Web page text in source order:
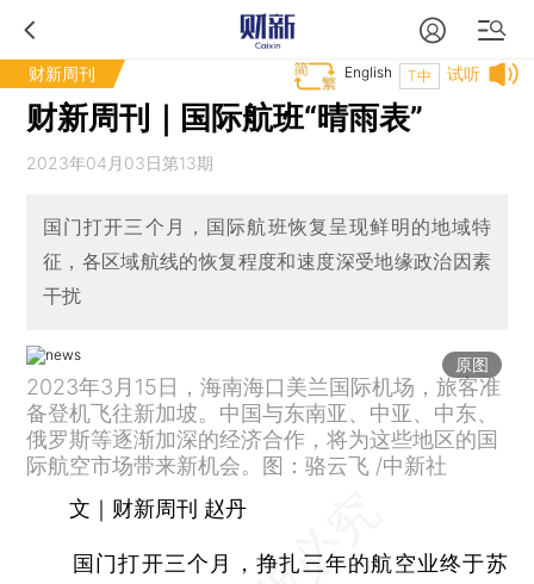
财新周刊 试听
T中
English
财新周刊｜国际航班“晴雨表”
2023年04月03日第13期
国门打开三个月，国际航班恢复呈现鲜明的地域特
征，各区域航线的恢复程度和速度深受地缘政治因素
干扰
原图
2023年3月15日，海南海口美兰国际机场，旅客准
备登机飞往新加坡。中国与东南亚、中亚、中东、
俄罗斯等逐渐加深的经济合作，将为这些地区的国
际航空市场带来新机会。图：骆云飞 /中新社
文｜财新周刊 赵丹
国门打开三个月，挣扎三年的航空业终于苏